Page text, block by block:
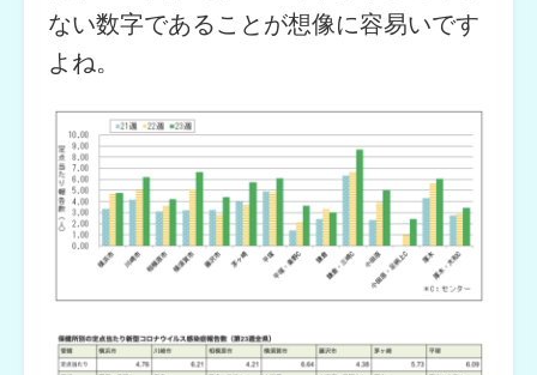
ない数字であることが想像に容易いです
よね。